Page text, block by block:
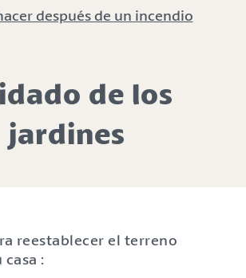
después de un incendio
de los
jardines
reestablecer el terreno
: